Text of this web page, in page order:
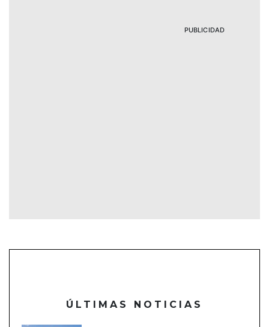
PUBLICIDAD
ÚLTIMAS NOTICIAS